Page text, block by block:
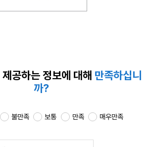
공하는정보에 대해 만족하십니
까?
불만족 보통 만족 매우만족